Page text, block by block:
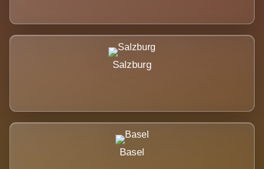
Salzburg
Basel